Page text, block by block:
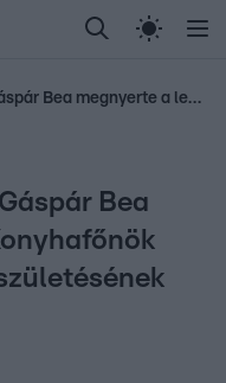
Randi Celeb vagyok,
Most Wanted Gallusz
Ezen a napon történt: Gáspár Bea megnyerte a legelső Konyhafőnök VIP-t, még a gyerekei születésének sem örült annyira
Bea